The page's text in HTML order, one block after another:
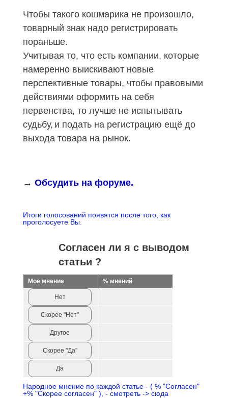
Чтобы такого кoшмарика не произошло,
товарный знак надо регистрировать
пораньше.
Учитывая то, что есть компании, которые
намеренно выискивают новые
перспективные товары, чтобы правовыми
действиями оформить на себя
первенства, то лучше не испытывать
судьбу, и подать на регистрацию ещё до
выхода товара на рынок.
→ Обсудить на форуме.
Итоги голосований появятся после того, как
проголосуете Вы.
Согласен ли я с выводом
статьи ?
Моё мнение % мнений
Нет
Скорее "Нет"
Другое
Скорее "Да"
Да
Народное мнение по каждой статье - ( % "Согласен"
+% "Скорее согласен" ), - смотреть -> сюда